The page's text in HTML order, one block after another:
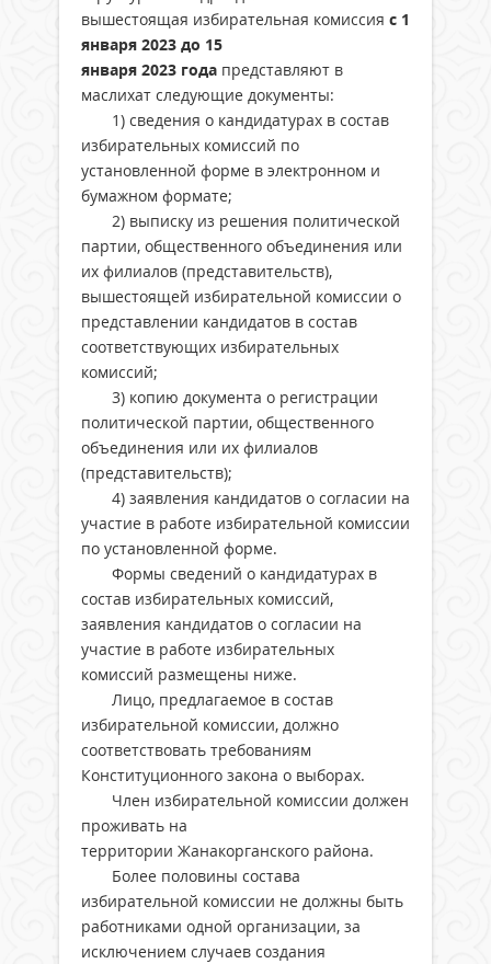
вышестоящая избирательная комиссия с 1
января 2023 до 15
января 2023 года представляют в
маслихат следующие документы:
1) сведения о кандидатурах в состав
избирательных комиссий по
установленной форме в электронном и
бумажном формате;
2) выписку из решения политической
партии, общественного объединения или
их филиалов (представительств),
вышестоящей избирательной комиссии о
представлении кандидатов в состав
соответствующих избирательных
комиссий;
3) копию документа о регистрации
политической партии, общественного
объединения или их филиалов
(представительств);
4) заявления кандидатов о согласии на
участие в работе избирательной комиссии
по установленной форме.
Формы сведений о кандидатурах в
состав избирательных комиссий,
заявления кандидатов о согласии на
участие в работе избирательных
комиссий размещены ниже.
Лицо, предлагаемое в состав
избирательной комиссии, должно
соответствовать требованиям
Конституционного закона о выборах.
Член избирательной комиссии должен
проживать на
территории Жанакорганского района.
Более половины состава
избирательной комиссии не должны быть
работниками одной организации, за
исключением случаев создания